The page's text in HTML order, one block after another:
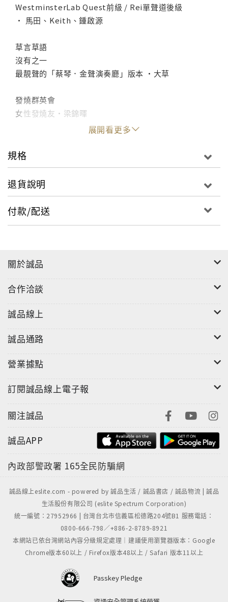
WestminsterLab Quest前級 / Rei單聲道後級
• 馬田、Keith、鍾啟源
草言草語
沒有之一
最靚聲的「蔡琴．金聲演奏廳」版本 •大草
發燒群英會
女性發燒友•梁錦暉
音域•披頭 / MQA-UHQCD與SACD之爭 •馬田
市場動態
■ Bowers & Wilkins推出新一代真無線藍牙耳機
■ Ferrum Wandla GoldenSound Edition登場
專訪特稿
■ 專訪Chord Electronics 創辦人 John Franks •馬田
■ 專訪Mola Mola 全球市場及銷售總監Ewald Verkerk
•Bomb Dance
專題特稿
2024香港高級視聽展
Métronome｜AQWO 2 CD/SACD播放器 ‧加里
MSB｜The Discrete DAC解碼器 ‧梁錦暉
Wilson Benesch｜A.C.T. 3Zero揚聲器 ‧馬田
Rega｜Planar 6黑膠唱盤 ‧鍾啟源
AUDITE Acoustics｜ Brij Nedan 2.0 隔震平台 ‧馬田
ELAC｜ Adsum Debut ConneX DCB41-DS有源喇叭 ‧
Bomb Dance
HEAD-FI AUDIO
Metalure｜MYST 混合單元耳機 ‧Bomb Dance
展開看更多
規格
退貨說明
付款/配送
關於誠品
合作洽談
誠品線上
誠品通路
營業據點
訂閱誠品線上電子報
關注誠品
誠品APP
內政部警政署 165全民防騙網
誠品線上eslite.com - powered by 誠品生活 / 誠品書店 / 誠品物流 | 誠品
生活股份有限公司 (eslite Spectrum Corporation)
統一編號：27952966 | 台灣台北市信義區松德路204號B1 服務電話：
0800-666-798／+886-2-8789-8921
本網站已依台灣網站內容分級規定處理｜建議使用瀏覽器版本：Google
Chrome版本60以上 / Firefox版本48以上 / Safari 版本11以上
Passkey Pledge